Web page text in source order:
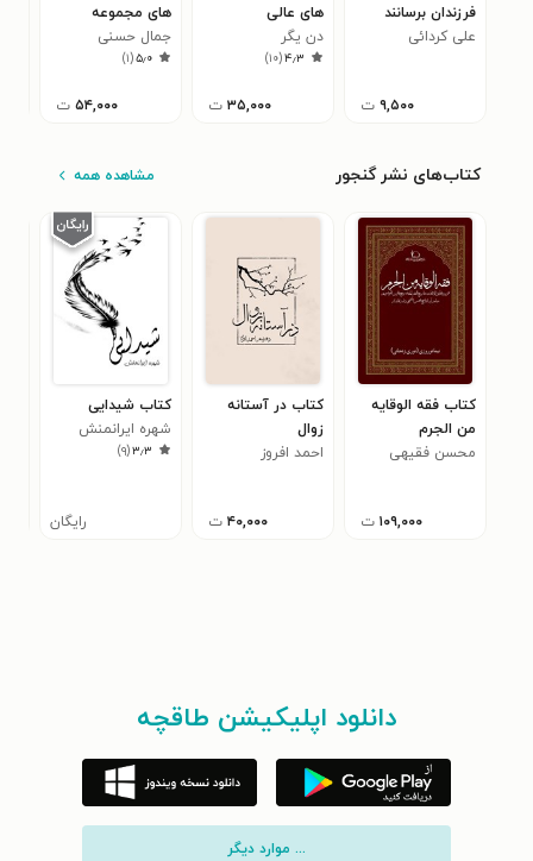
فرزندان برسانند
علی کردائی
۹,۵۰۰ ت
های عالی
دن یگر
۴٫۳(۱۰)
۳۵,۰۰۰ ت
های مجموعه
خصوصی
جمال حسنی
(همایون)
۵٫۰(۱)
۵۴,۰۰۰ ت
کتاب‌های نشر گنجور مشاهده همه
کتاب فقه الوقایه
من الجرم
محسن فقیهی
۱۰۹,۰۰۰ ت
کتاب در آستانه
زوال
احمد افروز
۴۰,۰۰۰ ت
کتاب شیدایی
شهره ایرانمنش
۳٫۳(۹)
رایگان
دانلود اپلیکیشن طاقچه
... موارد دیگر